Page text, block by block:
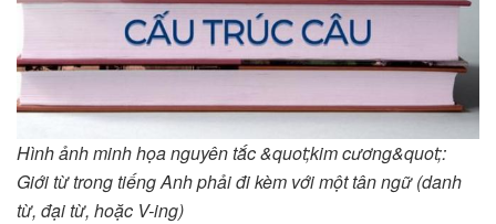
Hình ảnh minh họa nguyên tắc &quot;kim cương&quot;:
Giới từ trong tiếng Anh phải đi kèm với một tân ngữ (danh
từ, đại từ, hoặc V-ing)